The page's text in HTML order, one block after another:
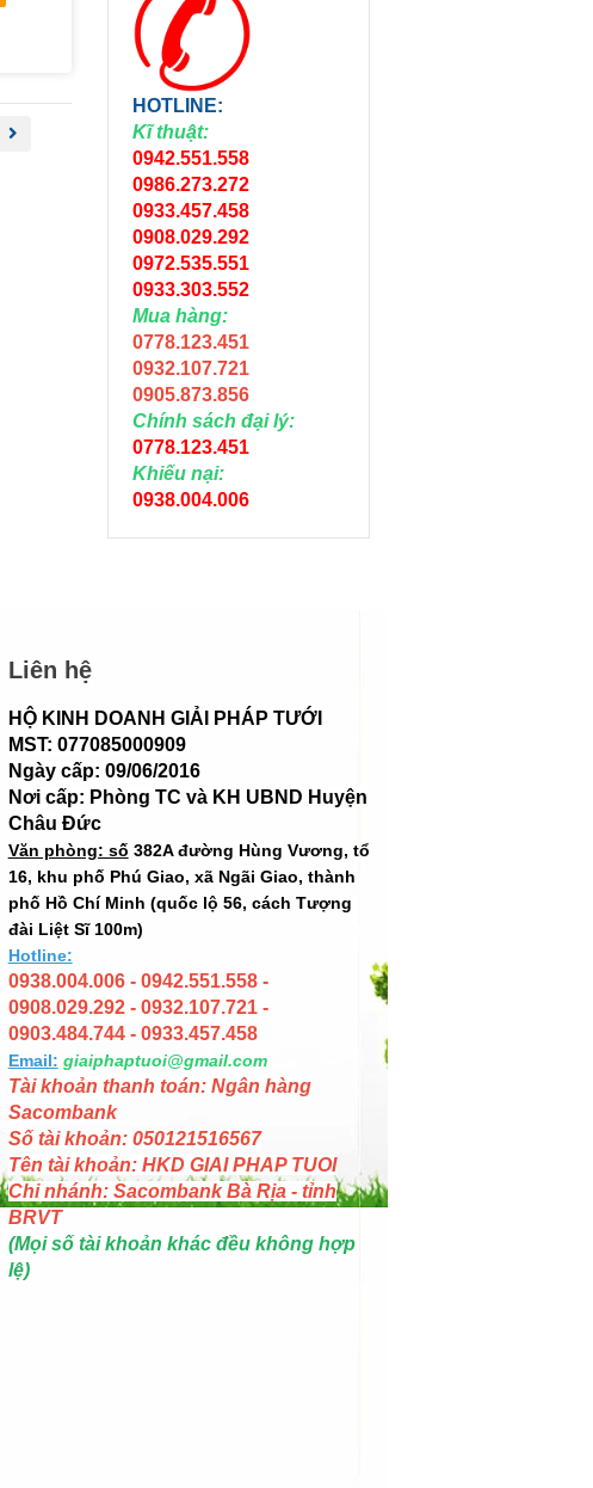
Liên hệ
HỘ KINH DOANH GIẢI PHÁP TƯỚI
MST: 077085000909
Ngày cấp: 09/06/2016
Nơi cấp: Phòng TC và KH UBND Huyện
Châu Đức
Văn phòng: số 382A đường Hùng Vương, tổ
16, khu phố Phú Giao, xã Ngãi Giao, thành
phố Hồ Chí Minh (quốc lộ 56, cách Tượng
đài Liệt Sĩ 100m)
Hotline:
0938.004.006 - 0942.551.558 -
0908.029.292 - 0932.107.721 -
0903.484.744 - 0933.457.458
Email: giaiphaptuoi@gmail.com
Tài khoản thanh toán: Ngân hàng
Sacombank
Số tài khoản: 050121516567
Tên tài khoản: HKD GIAI PHAP TUOI
Chi nhánh: Sacombank Bà Rịa - tỉnh
BRVT
(Mọi số tài khoản khác đều không hợp
lệ)
HOTLINE:
Kĩ thuật:
0942.551.558
0986.273.272
0933.457.458
0908.029.292
0972.535.551
0933.303.552
Mua hàng:
0778.123.451
0932.107.721
0905.873.856
Chính sách đại lý:
0778.123.451
Khiếu nại:
0938.004.006